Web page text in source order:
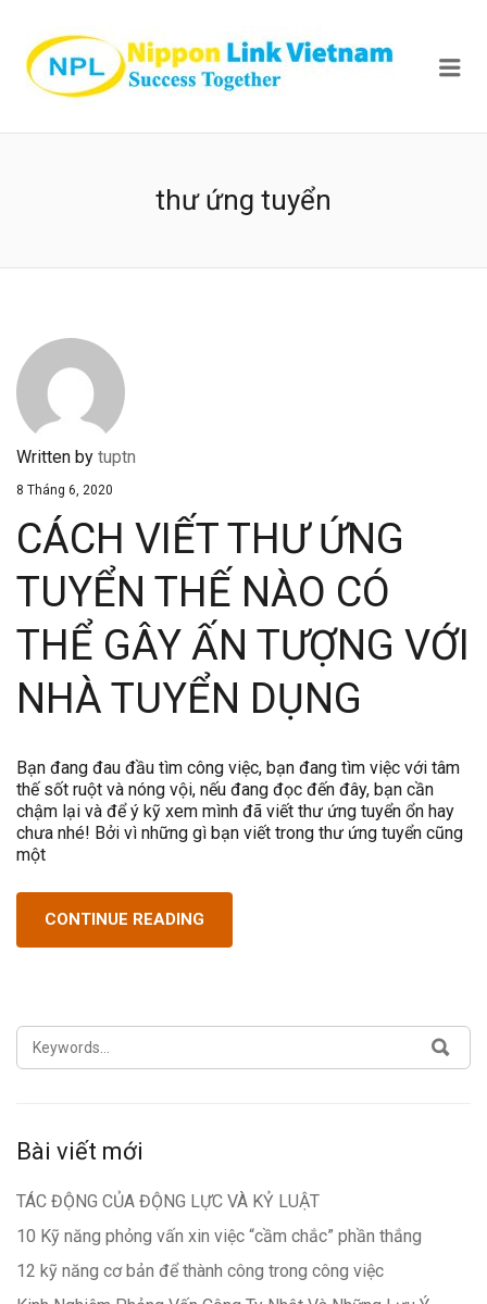
thư ứng tuyển
Written by tuptn
8 Tháng 6, 2020
CÁCH VIẾT THƯ ỨNG
TUYỂN THẾ NÀO CÓ
THỂ GÂY ẤN TƯỢNG VỚI
NHÀ TUYỂN DỤNG
Bạn đang đau đầu tìm công việc, bạn đang tìm việc với tâm
thế sốt ruột và nóng vội, nếu đang đọc đến đây, bạn cần
chậm lại và để ý kỹ xem mình đã viết thư ứng tuyển ổn hay
chưa nhé! Bởi vì những gì bạn viết trong thư ứng tuyển cũng
một
CONTINUE READING
SEARCH
FOR:
Bài viết mới
TÁC ĐỘNG CỦA ĐỘNG LỰC VÀ KỶ LUẬT
10 Kỹ năng phỏng vấn xin việc “cầm chắc” phần thắng
12 kỹ năng cơ bản để thành công trong công việc